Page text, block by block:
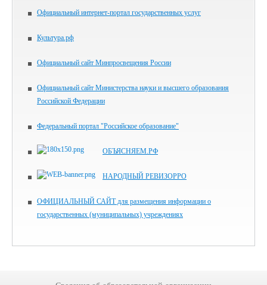
Официальный интернет-портал государственных услуг
Культура.рф
Официальный сайт Минпросвещения России
Официальный сайт Министерства науки и высшего образования
Российской Федерации
Федеральный портал "Российское образование"
ОБЪЯСНЯЕМ.РФ
НАРОДНЫЙ РЕВИЗОРРО
ОФИЦИАЛЬНЫЙ САЙТ для размещения информации о
государственных (муниципальных) учреждениях